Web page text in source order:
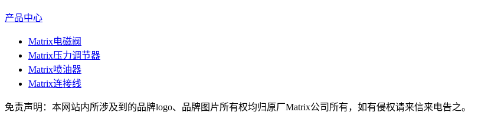
产品中心
Matrix电磁阀
Matrix压力调节器
Matrix喷油器
Matrix连接线
免责声明：本网站内所涉及到的品牌logo、品牌图片所有权均归原厂Matrix公司所有，如有侵权请来信来电告之。